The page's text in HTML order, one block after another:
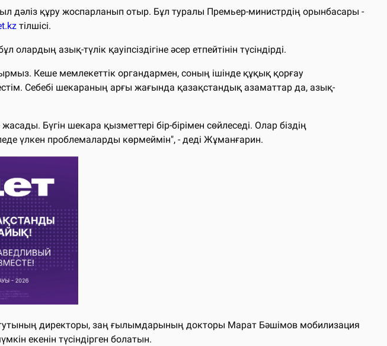
дәліз құру жоспарланып отыр. Бұл туралы Премьер-министрдің орынбасары -
тілшісі.
азық-түлік қауіпсіздігіне әсер етпейтінін түсіндірді.
Кеше мемлекеттік органдармен, соның ішінде құқық қорғау
Себебі шекараның арғы жағында қазақстандық азаматтар да, азық-
Бүгін шекара қызметтері бір-бірімен сөйлеседі. Олар біздің
үлкен проблемаларды көрмеймін", - деді Жұманғарин.
директоры, заң ғылымдарының докторы Марат Бәшімов мобилизация
екенін түсіндірген болатын.